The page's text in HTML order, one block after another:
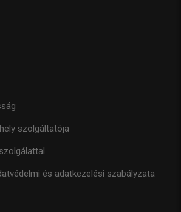
szolgáltatója
és adatkezelési szabályzata